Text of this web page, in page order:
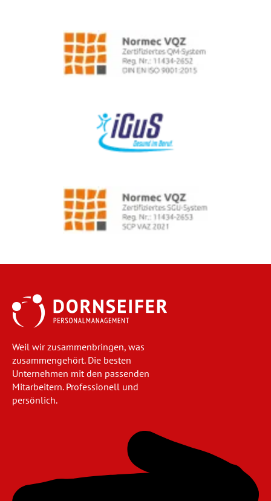
Weil wir zusammenbringen, was
zusammengehört. Die besten
Unternehmen mit den passenden
Mitarbeitern. Professionell und
persönlich.